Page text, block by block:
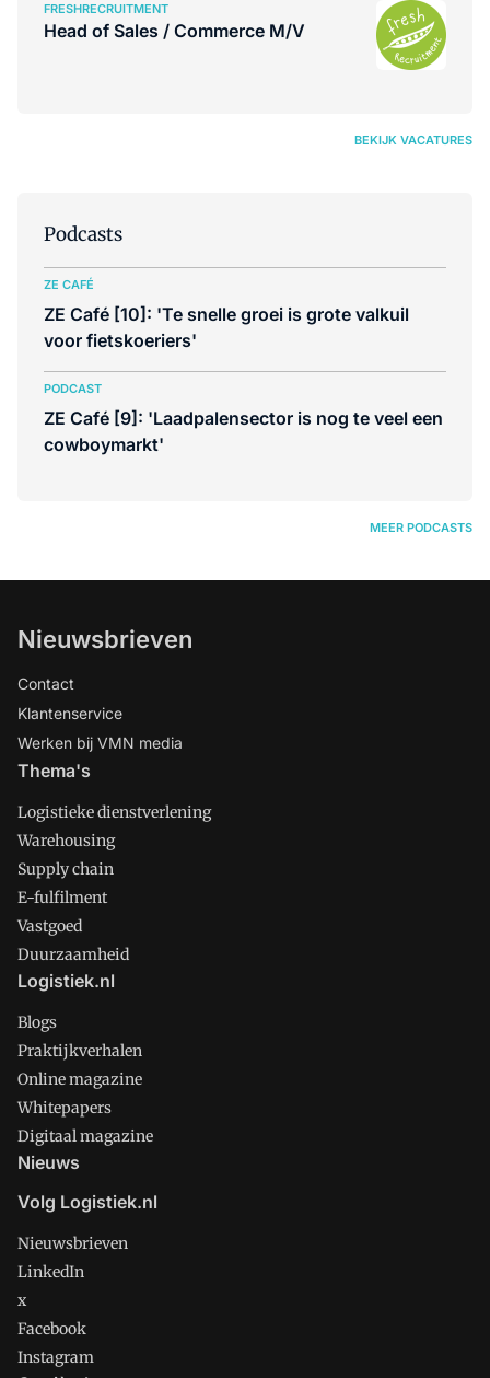
FRESHRECRUITMENT
Head of Sales / Commerce M/V
BEKIJK VACATURES
Podcasts
ZE CAFÉ
ZE Café [10]: 'Te snelle groei is grote valkuil
voor fietskoeriers'
PODCAST
ZE Café [9]: 'Laadpalensector is nog te veel een
cowboymarkt'
MEER PODCASTS
Nieuwsbrieven
Contact
Klantenservice
Werken bij VMN media
Thema's
Logistieke dienstverlening
Warehousing
Supply chain
E-fulfilment
Vastgoed
Duurzaamheid
Logistiek.nl
Blogs
Praktijkverhalen
Online magazine
Whitepapers
Digitaal magazine
Nieuws
Volg Logistiek.nl
Nieuwsbrieven
LinkedIn
x
Facebook
Instagram